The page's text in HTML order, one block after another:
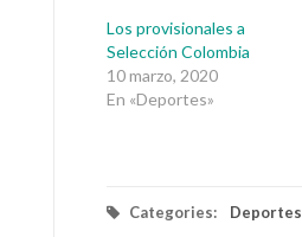
Los provisionales a
Selección Colombia
10 marzo, 2020
En «Deportes»
Categories: Deportes